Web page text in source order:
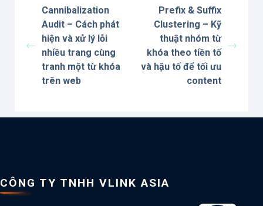
Cannibalization
Audit – Cách phát
hiện và xử lý lỗi
nhiều trang cùng
tranh một từ khóa
trên web
Prefix & Suffix
Clustering – Kỹ
thuật nhóm từ
khóa theo tiền tố
và hậu tố để tối ưu
content
CÔNG TY TNHH VLINK ASIA